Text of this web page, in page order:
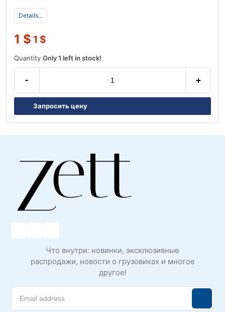
Details...
1 $ 1 $
Quantity Only 1 left in stock!
- +
Запросить цену
Что внутри: новинки, эксклюзивные
распродажи, новости о грузовиках и многое
другое!